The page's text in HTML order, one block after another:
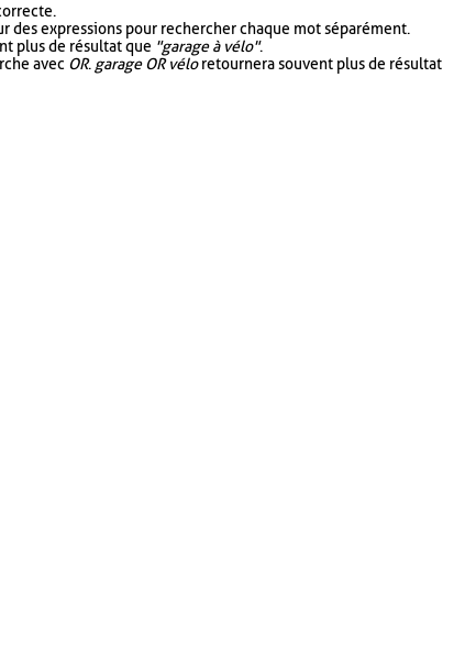
des expressions pour rechercher chaque mot séparément.
plus de résultat que "garage à vélo".
avec OR. garage OR véloretournera souvent plus de résultat